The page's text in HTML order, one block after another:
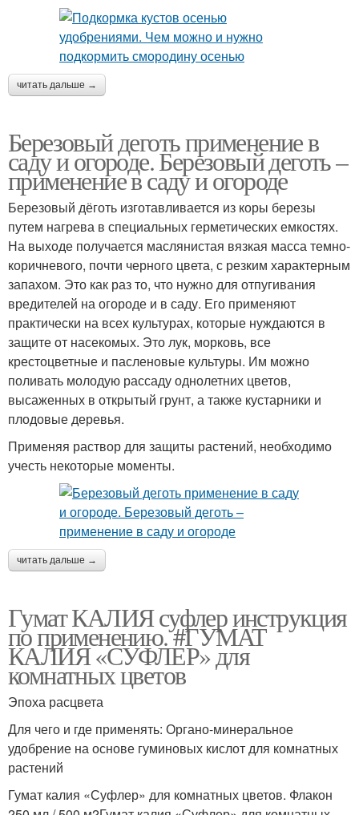
читать дальше →
Березовый деготь применение в
саду и огороде. Березовый деготь –
применение в саду и огороде
Березовый дёготь изготавливается из коры березы
путем нагрева в специальных герметических емкостях.
На выходе получается маслянистая вязкая масса темно-
коричневого, почти черного цвета, с резким характерным
запахом. Это как раз то, что нужно для отпугивания
вредителей на огороде и в саду. Его применяют
практически на всех культурах, которые нуждаются в
защите от насекомых. Это лук, морковь, все
крестоцветные и пасленовые культуры. Им можно
поливать молодую рассаду однолетних цветов,
высаженных в открытый грунт, а также кустарники и
плодовые деревья.
Применяя раствор для защиты растений, необходимо
учесть некоторые моменты.
читать дальше →
Гумат КАЛИЯ суфлер инструкция
по применению. #ГУМАТ
КАЛИЯ «СУФЛЕР» для
комнатных цветов
Эпоха расцвета
Для чего и где применять: Органо-минеральное
удобрение на основе гуминовых кислот для комнатных
растений
Гумат калия «Суфлер» для комнатных цветов. Флакон